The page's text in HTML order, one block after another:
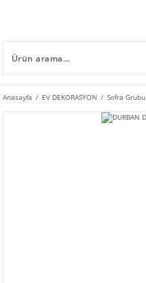
Anasayfa EV DEKORASYON Sofra Grubu